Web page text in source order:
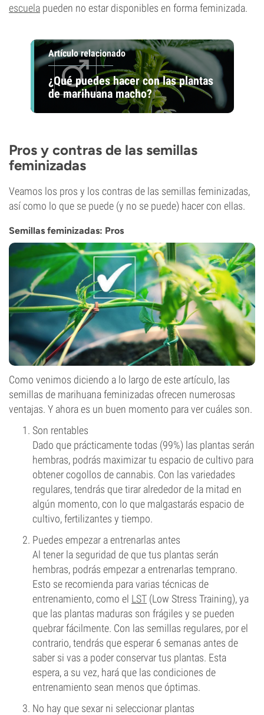
escuela pueden no estar disponibles en forma feminizada.
Artículo relacionado
¿Qué puedes hacer con las plantas
de marihuana macho?
Pros y contras de las semillas
feminizadas
Veamos los pros y los contras de las semillas feminizadas,
así como lo que se puede (y no se puede) hacer con ellas.
Semillas feminizadas: Pros
Como venimos diciendo a lo largo de este artículo, las
semillas de marihuana feminizadas ofrecen numerosas
ventajas. Y ahora es un buen momento para ver cuáles son.
Son rentables
Dado que prácticamente todas (99%) las plantas serán
hembras, podrás maximizar tu espacio de cultivo para
obtener cogollos de cannabis. Con las variedades
regulares, tendrás que tirar alrededor de la mitad en
algún momento, con lo que malgastarás espacio de
cultivo, fertilizantes y tiempo.
Puedes empezar a entrenarlas antes
Al tener la seguridad de que tus plantas serán
hembras, podrás empezar a entrenarlas temprano.
Esto se recomienda para varias técnicas de
entrenamiento, como el LST (Low Stress Training), ya
que las plantas maduras son frágiles y se pueden
quebrar fácilmente. Con las semillas regulares, por el
contrario, tendrás que esperar 6 semanas antes de
saber si vas a poder conservar tus plantas. Esta
espera, a su vez, hará que las condiciones de
entrenamiento sean menos que óptimas.
No hay que sexar ni seleccionar plantas